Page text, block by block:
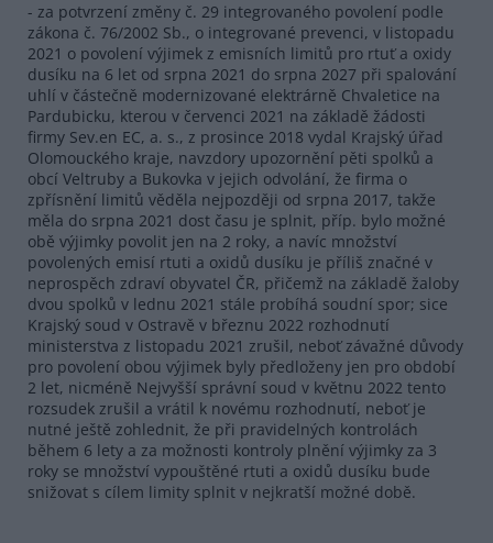
- za potvrzení změny č. 29 integrovaného povolení podle
zákona č. 76/2002 Sb., o integrované prevenci, v listopadu
2021 o povolení výjimek z emisních limitů pro rtuť a oxidy
dusíku na 6 let od srpna 2021 do srpna 2027 při spalování
uhlí v částečně modernizované elektrárně Chvaletice na
Pardubicku, kterou v červenci 2021 na základě žádosti
firmy Sev.en EC, a. s., z prosince 2018 vydal Krajský úřad
Olomouckého kraje, navzdory upozornění pěti spolků a
obcí Veltruby a Bukovka v jejich odvolání, že firma o
zpřísnění limitů věděla nejpozději od srpna 2017, takže
měla do srpna 2021 dost času je splnit, příp. bylo možné
obě výjimky povolit jen na 2 roky, a navíc množství
povolených emisí rtuti a oxidů dusíku je příliš značné v
neprospěch zdraví obyvatel ČR, přičemž na základě žaloby
dvou spolků v lednu 2021 stále probíhá soudní spor; sice
Krajský soud v Ostravě v březnu 2022 rozhodnutí
ministerstva z listopadu 2021 zrušil, neboť závažné důvody
pro povolení obou výjimek byly předloženy jen pro období
2 let, nicméně Nejvyšší správní soud v květnu 2022 tento
rozsudek zrušil a vrátil k novému rozhodnutí, neboť je
nutné ještě zohlednit, že při pravidelných kontrolách
během 6 lety a za možnosti kontroly plnění výjimky za 3
roky se množství vypouštěné rtuti a oxidů dusíku bude
snižovat s cílem limity splnit v nejkratší možné době.